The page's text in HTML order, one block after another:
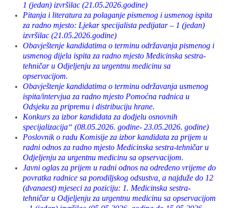
1 (jedan) izvršilac (21.05.2026.godine)
Pitanja i literatura za polaganje pismenog i usmenog ispita
za radno mjesto: Ljekar specijalista pedijatar – 1 (jedan)
izvršilac (21.05.2026.godine)
Obavještenje kandidatima o terminu održavanja pismenog i
usmenog dijela ispita za radno mjesto Medicinska sestra-
tehničar u Odjeljenju za urgentnu medicinu sa
opservacijom.
Obavještenje kandidatima o terminu održavanja usmenog
ispita/intervjua za radno mjesto Pomoćna radnica u
Odsjeku za pripremu i distribuciju hrane.
Konkurs za izbor kandidata za dodjelu osnovnih
specijalizacija“ (08.05.2026. godine- 23.05.2026. godine)
Poslovnik o radu Komisije za izbor kandidata za prijem u
radni odnos za radno mjesto Medicinska sestra-tehničar u
Odjeljenju za urgentnu medicinu sa opservacijom.
Javni oglas za prijem u radni odnos na određeno vrijeme do
povratka radnice sa porodiljskog odsustva, a najduže do 12
(dvanaest) mjeseci za poziciju: 1. Medicinska sestra-
tehničar u Odjeljenju za urgentnu medicinu sa opservacijom